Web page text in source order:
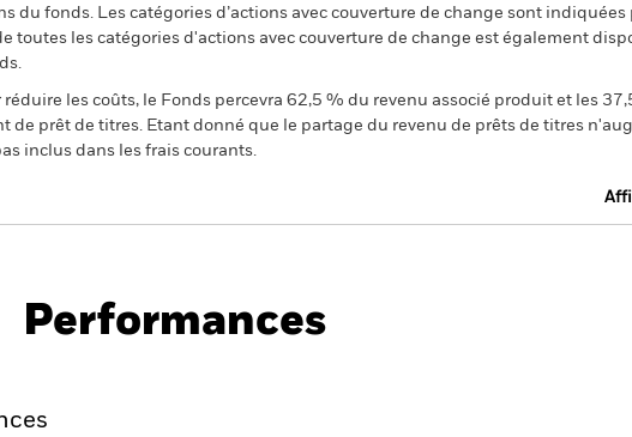
du fonds. Les catégories d’actions avec couverture de change sont indiquées
toutes les catégories d'actions avec couverture de change est également
les coûts, le Fonds percevra 62,5 % du revenu associé produit et les
de prêt de titres. Etant donné que le partage du revenu de prêts de titres
inclus dans les frais courants.
Performances